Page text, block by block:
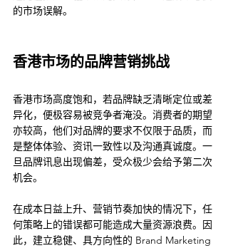
的市场误解。
香港市场的品牌营销挑战
香港市场高度饱和，若品牌缺乏清晰定位或差
异化，便极容易被竞争者淹没。消费者的期望
亦较高，他们对品牌的要求不仅限于品质，而
是整体体验、资讯一致性以及沟通真诚度。一
旦品牌讯息出现偏差，受众极少会给予第二次
机会。
在成本日益上升、营销节奏加快的情况下，任
何策略上的错误都可能造成大量资源浪费。因
此，建立稳健、具方向性的 Brand Marketing